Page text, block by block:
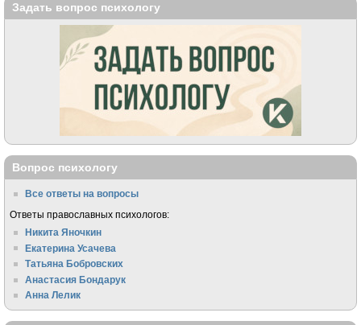
Задать вопрос психологу
Вопрос психологу
Все ответы на вопросы
Ответы православных психологов:
Никита Яночкин
Екатерина Усачева
Татьяна Бобровских
Анастасия Бондарук
Анна Лелик